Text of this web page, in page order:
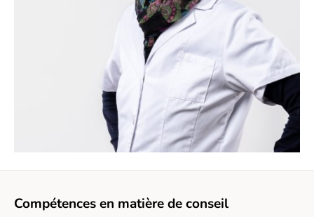
Compétences en matière de conseil